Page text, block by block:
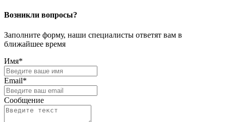
Возникли вопросы?
Заполните форму, наши специалисты ответят вам в
ближайшее время
Имя*
Email*
Сообщение